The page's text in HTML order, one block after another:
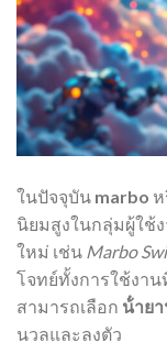
ในปัจจุบัน marbo
นิยมสูงในกลุ่มผู้ใช้
ใหม่ เช่น Marbo
โจทย์ทั้งการใช้งา
สามารถเลือก น้ําย
นวลและลงตัว